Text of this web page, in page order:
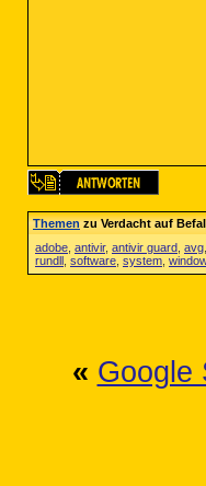
Themenzu Verdacht auf
adobe antivir, antivir guard avg
rundll software system
« Google